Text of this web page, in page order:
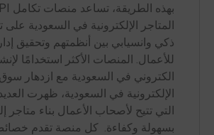
المتاجر الإلكترونية في السعودية
ذكي وانسيابي بين أنظمتهم وتحقيق
للأعمال. المنصات الأكثر استخدامًا
الكتروني في السعودية مع ازدهار سوق
الإلكترونية في السعودية، ظهرت
التي تتيح لأصحاب الأعمال بناء متاجر
بسهولة وكفاءة. كل منصة تقدم